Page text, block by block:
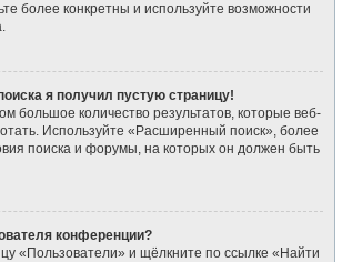
более конкретны и используйте возможности
я получил пустую страницу!
большое количество результатов, которые веб-
Используйте «Расширенный поиск», более
поиска и форумы, на которых он должен быть
конференции?
«Пользователи» и щёлкните по ссылке «Найти